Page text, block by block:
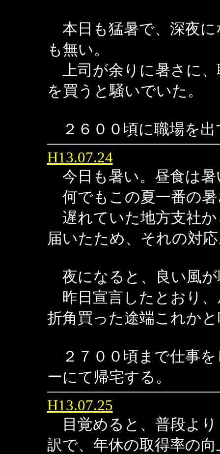
本日も猛暑で、深夜
も無い。
上司が余りに暑さに、
を買うと騒いでいた。
２６００頃に職場を出
H13.07.24
今日も暑い。昼食は暑
何でもこの夏一番の
遅れていた地方支社か
届いたため、それの対
夜になると、良い風
昨日宣言したとおり、
折角買った途端これか
２７００頃まで仕事
ーにて帰宅する。
H13.07.25
目覚めると、普段よ
訳で、年休の取得率の